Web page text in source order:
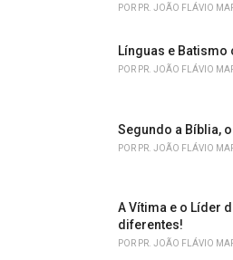
POR PR. JOÃO FLÁVIO
Línguas e Batismo
POR PR. JOÃO FLÁVIO
Segundo a Bíblia,
POR PR. JOÃO FLÁVIO
A Vítima e o Líder
diferentes!
POR PR. JOÃO FLÁVIO